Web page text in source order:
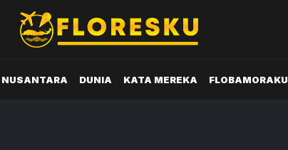
NUSANTARA DUNIA KATA MEREKA FLOBAMORAKU